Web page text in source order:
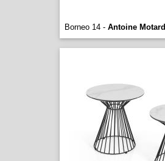
Borneo 14 - Antoine Motard